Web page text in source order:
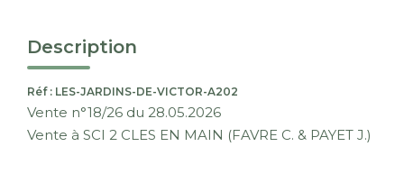
Description
Réf : LES-JARDINS-DE-VICTOR-A202
Vente n°18/26 du 28.05.2026
Vente à SCI 2 CLES EN MAIN (FAVRE C. & PAYET J.)